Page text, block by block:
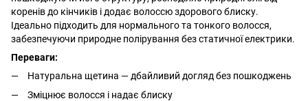
коренів до кінчиків і додає волоссю здорового блиску.
Ідеально підходить для нормального та тонкого волосся,
забезпечуючи природне полірування без статичної електрики.
Переваги:
Натуральна щетина — дбайливий догляд без пошкоджень
Зміцнює волосся і надає блиску